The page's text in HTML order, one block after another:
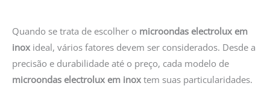
Quando se trata de escolher o microondas electrolux em
inox ideal, vários fatores devem ser considerados. Desde a
precisão e durabilidade até o preço, cada modelo de
microondas electrolux em inox tem suas particularidades.